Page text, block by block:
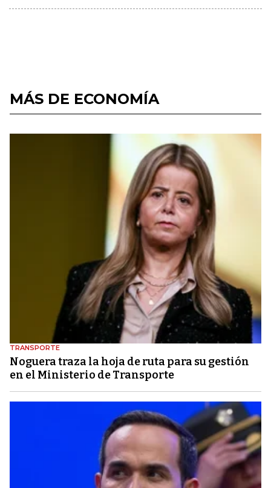
MÁS DE ECONOMÍA
TRANSPORTE
Noguera traza la hoja de ruta para su gestión
en el Ministerio de Transporte